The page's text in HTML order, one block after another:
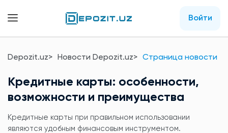
Войти
Depozit.uz Новости Depozit.uz Страница новости
Кредитные карты: особенности,
возможности и преимущества
Кредитные карты при правильном использовании
являются удобным финансовым инструментом.